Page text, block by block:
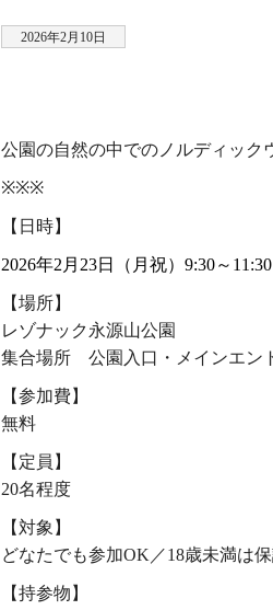
2026年2月10日
公園の自然の中でのノルディック
※※※
【日時】
2026年2月23日（月祝）9:30～
【場所】
レゾナック永源山公園
集合場所 公園入口・メインエン
【参加費】
無料
【定員】
20名程度
【対象】
どなたでも参加OK／18歳未満は
【持参物】